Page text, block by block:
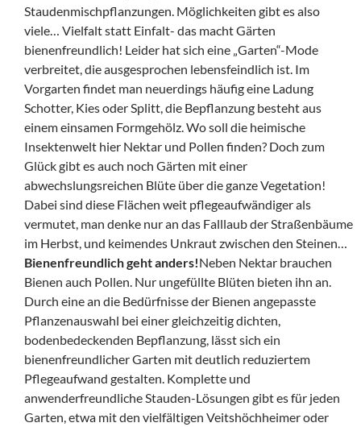
Staudenmischpflanzungen. Möglichkeiten gibt es also
viele… Vielfalt statt Einfalt- das macht Gärten
bienenfreundlich! Leider hat sich eine „Garten“-Mode
verbreitet, die ausgesprochen lebensfeindlich ist. Im
Vorgarten findet man neuerdings häufig eine Ladung
Schotter, Kies oder Splitt, die Bepflanzung besteht aus
einem einsamen Formgehölz. Wo soll die heimische
Insektenwelt hier Nektar und Pollen finden? Doch zum
Glück gibt es auch noch Gärten mit einer
abwechslungsreichen Blüte über die ganze Vegetation!
Dabei sind diese Flächen weit pflegeaufwändiger als
vermutet, man denke nur an das Falllaub der Straßenbäume
im Herbst, und keimendes Unkraut zwischen den Steinen…
Bienenfreundlich geht anders!Neben Nektar brauchen
Bienen auch Pollen. Nur ungefüllte Blüten bieten ihn an.
Durch eine an die Bedürfnisse der Bienen angepasste
Pflanzenauswahl bei einer gleichzeitig dichten,
bodenbedeckenden Bepflanzung, lässt sich ein
bienenfreundlicher Garten mit deutlich reduziertem
Pflegeaufwand gestalten. Komplette und
anwenderfreundliche Stauden-Lösungen gibt es für jeden
Garten, etwa mit den vielfältigen Veitshöchheimer oder